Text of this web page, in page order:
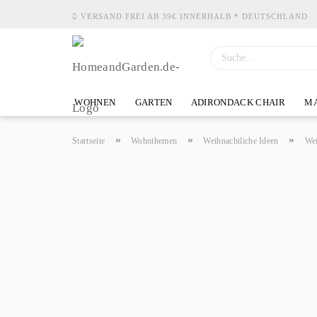
VERSAND FREI AB 39€ INNERHALB * DEUTSCHLAND
WOHNEN GARTEN ADIRONDACK CHAIR
Startseite » Wohnthemen » Weihnachtliche Ideen »